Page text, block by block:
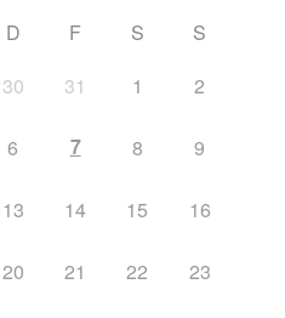
D F S
S
30 31 1 2
6 7 8 9
13 14 15 16
20 21 22 23